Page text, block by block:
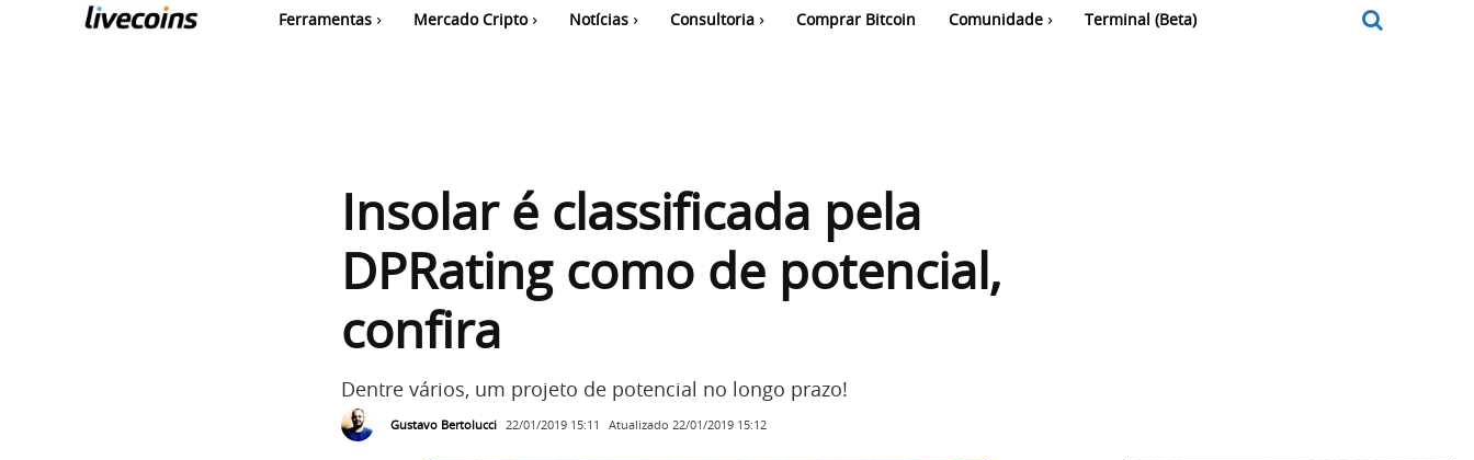
Ferramentas Mercado Cripto Notícias Consultoria Comprar Bitcoin Comunidade Terminal (Beta)
Insolar é classificada pela
DPRating como de potencial,
confira
Dentre vários, um projeto de potencial no longo prazo!
Gustavo Bertolucci 22/01/2019 15:11 Atualizado 22/01/2019 15:12